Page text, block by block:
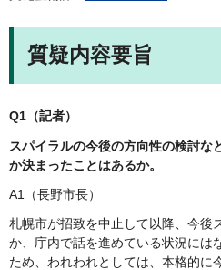
質疑内容要旨
Q1（記者）
スパイラルの今後の方向性の検討な
か決まったことはあるか。
A1（長野市長）
札幌市が招致を中止して以降、今後
か、庁内で話を進めている状況には
ため、われわれとしては、本格的に